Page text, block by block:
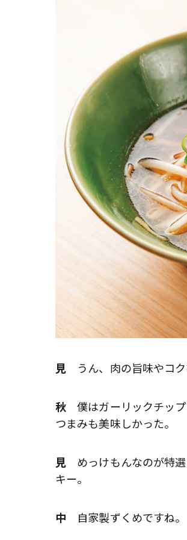
見 うん、肉の旨味やコク
秋 僕はガーリックチッ
つまみも美味しかった。
見 めっけもんなのが特選
キー。
中 自家製ずくめですね。